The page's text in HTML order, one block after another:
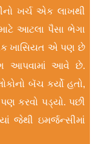
ખર્ચ એક લાખથી
આટલા પૈસા ભેગા
ખાસિયત એ પણ છે
આપવામાં આવે છે.
બૅચ કર્યો હતો,
કરવો પડ્યો. પછી
જેથી ઇમર્જન્સીમાં